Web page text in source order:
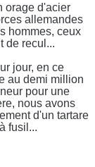
orage d'acier
allemandes
hommes, ceux
de recul...
jour, en ce
au demi million
pour une
nous avons
d'un tartare
fusil...